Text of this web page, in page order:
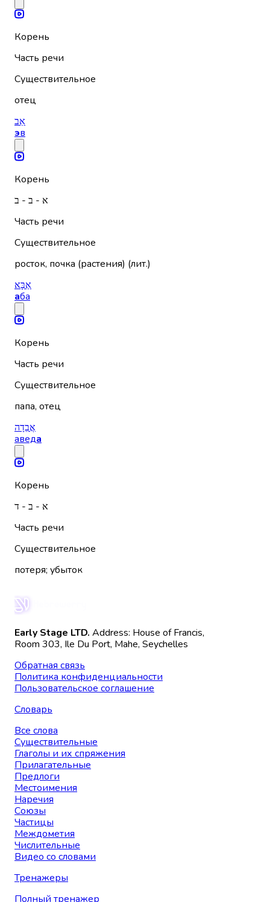
Корень
Часть речи
Существительное
отец
אֵב
эв
Корень
א - ב - ב
Часть речи
Существительное
росток, почка (растения) (лит.)
אַבָּא
аба
Корень
Часть речи
Существительное
папа, отец
אֲבֵדָה
аведа
Корень
א - ב - ד
Часть речи
Существительное
потеря; убыток
Early Stage LTD. Address: House of Francis,
Room 303, Ile Du Port, Mahe, Seychelles
Обратная связь
Политика конфиденциальности
Пользовательское соглашение
Словарь
Все слова
Существительные
Глаголы и их спряжения
Прилагательные
Предлоги
Местоимения
Наречия
Союзы
Частицы
Междометия
Числительные
Видео со словами
Тренажеры
Полный тренажер